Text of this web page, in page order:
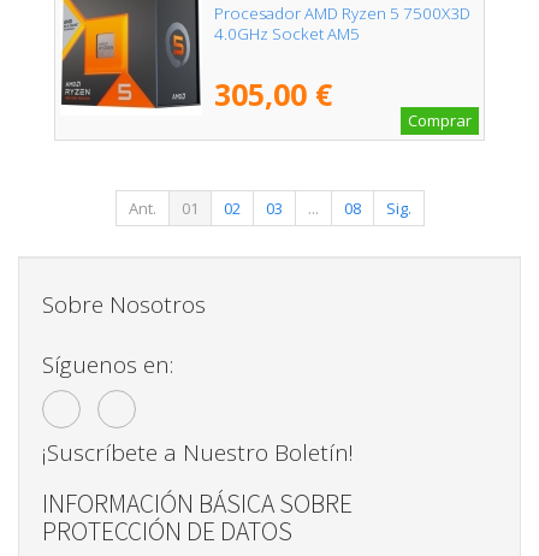
Procesador AMD Ryzen 5 7500X3D
4.0GHz Socket AM5
305,00 €
Comprar
Ant. 01 02 03 ... 08 Sig.
Sobre Nosotros
Síguenos en:
¡Suscríbete a Nuestro Boletín!
INFORMACIÓN BÁSICA SOBRE
PROTECCIÓN DE DATOS